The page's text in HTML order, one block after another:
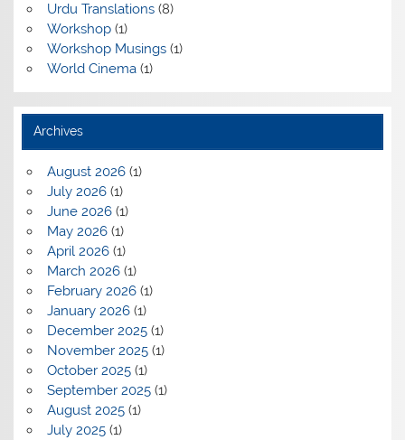
Urdu Translations(8)
Workshop(1)
Workshop Musings(1)
World Cinema(1)
Archives
August 2026(1)
July 2026(1)
June 2026(1)
May 2026(1)
April 2026(1)
March 2026(1)
February 2026(1)
January 2026(1)
December 2025(1)
November 2025(1)
October 2025(1)
September 2025(1)
August 2025(1)
July 2025(1)